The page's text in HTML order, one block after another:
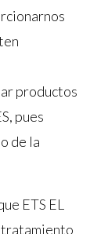
productos
pues
de la
ETS EL
tratamiento